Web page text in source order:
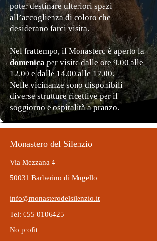
poter destinare ulteriori spazi
all’accoglienza di coloro che
desiderano farci visita.
Nel frattempo, il Monastero è aperto la
domenicaper visite dalle ore 9.00 alle
12.00 e dalle 14.00 alle 17.00.
Nelle vicinanze sono disponibili
diverse strutture ricettive per il
soggiorno e ospitalità a pranzo.
Monastero del Silenzio
Via Mezzana 4
50031 Barberino di Mugello
info@monasterodelsilenzio.it
Tel: 055 0106425
No profit